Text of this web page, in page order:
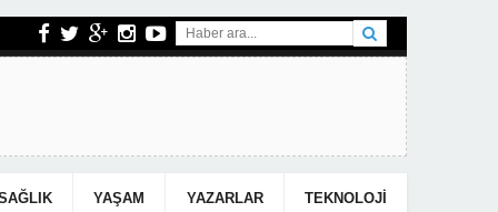
YAŞAM YAZARLAR TEKNOLOJI